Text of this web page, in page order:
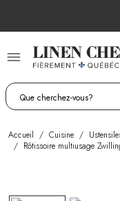
contenu
Accueil / Cuisine /
/ Rôtissoire multiusage